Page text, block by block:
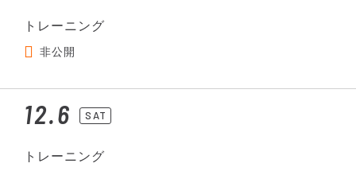
トレーニング
非公開
12.6 SAT
トレーニング